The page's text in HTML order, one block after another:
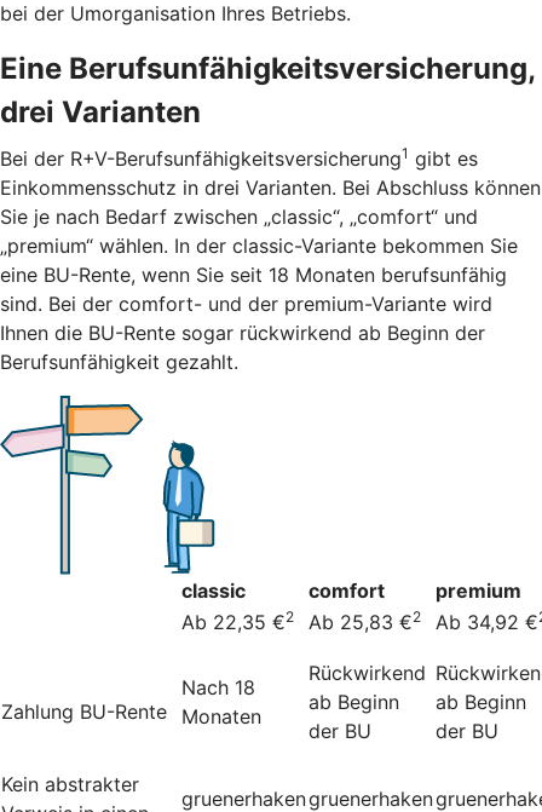
bei der Umorganisation Ihres Betriebs.
Eine Berufsunfähigkeitsversicherung,
drei Varianten
Bei der R+V-Berufsunfähigkeitsversicherung1 gibt es
Einkommensschutz in drei Varianten. Bei Abschluss können
Sie je nach Bedarf zwischen „classic“, „comfort“ und
„premium“ wählen. In der classic-Variante bekommen Sie
eine BU-Rente, wenn Sie seit 18 Monaten berufsunfähig
sind. Bei der comfort- und der premium-Variante wird
Ihnen die BU-Rente sogar rückwirkend ab Beginn der
Berufsunfähigkeit gezahlt.
classic comfort
premium
Ab 22,35 €2 Ab 25,83 €2 Ab 34,92 €
Zahlung BU-Rente
Nach 18
Monaten
Rückwirkend
ab Beginn
der BU
ab Beginn
der BU
Kein abstrakter
gruenerhakengruenerhaken